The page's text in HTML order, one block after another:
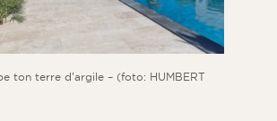
ton terre d’argile – (foto: HUMBERT